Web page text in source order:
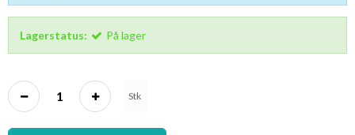
Lagerstatus: På lager
Stk